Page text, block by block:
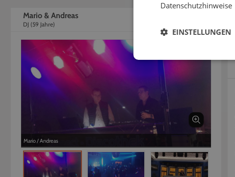
Mario & Andreas
DJ (59 Jahre)
Mario / Andreas
Datenschutzhinweise
EINSTELLUNGEN